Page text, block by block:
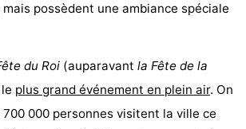
possèdent une ambiance spéciale
du Roi (auparavant la Fête de la
plus grand événement en plein air. On
000 personnes visitent la ville ce